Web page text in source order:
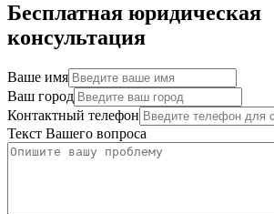
Бесплатная юридическая
консультация
Ваше имя
Ваш город
Контактный телефон
Текст Вашего вопроса